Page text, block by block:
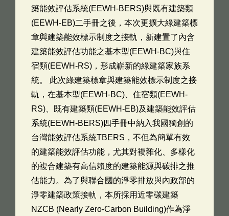
築能效評估系統(EEWH-BERS)與既有建築類
(EEWH-EB)二手冊之後，本次更擴大綠建築標
章與建築能效標示制度之接軌，新建置了內含
建築能效評估功能之基本型(EEWH-BC)與住
宿類(EEWH-RS)，形成嶄新的綠建築家族系
統。 此次綠建築標章與建築能效標示制度之接
軌，在基本型(EEWH-BC)、住宿類(EEWH-
RS)、既有建築類(EEWH-EB)及建築能效評估
系統(EEWH-BERS)四手冊中納入我國獨創的
台灣能效評估系統TBERS，不但為簡單有效
的建築能效評估功能，尤其對複雜化、多樣化
的複合建築有高信賴度的建築能源與碳排之推
估能力。為了與聯合國的淨零排放與內政部的
淨零建築政策接軌，本所採用近零碳建築
NZCB (Nearly Zero-Carbon Building)作為淨